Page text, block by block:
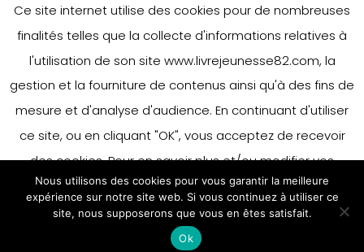
Ce site internet utilise des cookies pour de nombreuses
finalités telles que la collecte d'informations relatives à
l'utilisation de son site www.livrejeunesse82.com, la
gestion et la fourniture de contenus ainsi qu'à des fins de
mesure et d'analyse d'audience. En continuant d'utiliser
ce site, ou en cliquant "OK", vous acceptez de recevoir
des cookies. Pour en savoir plus et/ou modifier vos
préférences en matière de cookies, merci de vous référer
à notre politique sur les cookies.
Accepter
En savoir plus
Nous utilisons des cookies pour vous garantir la meilleure
expérience sur notre site web. Si vous continuez à utiliser ce
site, nous supposerons que vous en êtes satisfait.
Ok